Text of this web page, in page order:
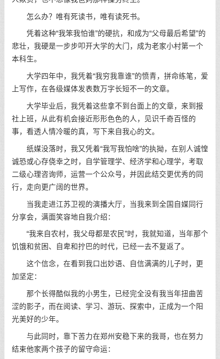
怎么办？唯有死读书，唯有读死书。
凭着这种“我笨我怕谁”的硬抗，和成为“父母最后希望”的
悲壮，我硬是一步步叩开大学的大门，成为老家小村第一个
本科生。
大学四年中，我凭着“我穷我靠谁”的愤青，拼命练笔，爱
上写作，在各级媒体发表数万字长短不一的文章。
大学毕业后，我凭着这些拿不到台面上的文章，来到报
社上班，从此有机会接近形形色色的人，见识千奇百怪的
事，看透人情冷暖的真，写下来自我心的文。
纸媒没落时，我又凭着“我写我怕啥”的执拗，在别人诚惶
诚恐或心存侥幸之时，自学管理学、经济学和心理学，考取
二级心理咨询师，运营一个公众号，并因此结交更优秀的同
行，走向更广阔的世界。
当我走进江苏卫视的演播大厅，当我来到全国自媒同行
分享会，满面笑容地自我介绍：
“我来自农村，我父母都是农民”时，我就知道，当年那个
饥饿和贫困、自卑和拧巴的时代，已经一去不复返了。
这个信念，在看到我口出妙语、 自信满满的儿子时，更
加坚定：
那个长得酷似我的小男生，已经完全没有我当年扭曲苦
涩的影子，而在阅读、 学习、游玩、探索中，正成为一个阳
光美好的少年。
与此同时，靠下苦力在郑州安稳下来的我哥，也在努力
结束他家两个孩子的留守命运：